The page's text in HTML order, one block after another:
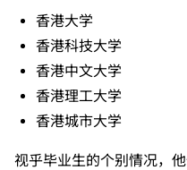
修毕职专国际文凭课程
成绩，选择继续于职
申请人所递交的工作
个别评核。
香港大学
香港科技大学
香港中文大学
香港理工大学
香港城市大学
视乎毕业生的个别情况，